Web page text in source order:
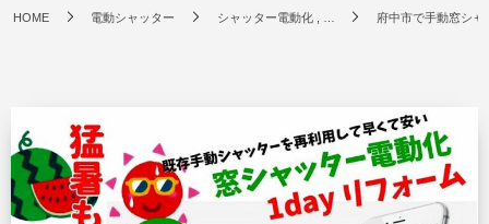
HOME 電動シャッター シャッター電動化 , … 府中市で手動窓シ